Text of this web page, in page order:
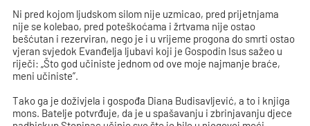
Ni pred kojom ljudskom silom nije uzmicao, pred prijetnjama
nije se kolebao, pred poteškoćama i žrtvama nije ostao
bešćutan i rezerviran, nego je i u vrijeme progona do smrti ostao
vjeran svjedok Evanđelja ljubavi koji je Gospodin Isus sažeo u
riječi: „Što god učiniste jednom od ove moje najmanje braće,
meni učiniste”.
Tako ga je doživjela i gospođa Diana Budisavljević, a to i knjiga
mons. Batelje potvrđuje, da je u spašavanju i zbrinjavanju djece